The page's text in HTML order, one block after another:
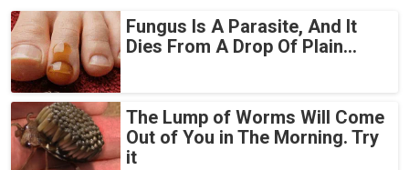
Fungus Is A Parasite, And It
Dies From A Drop Of Plain...
The Lump of Worms Will Come
Out of You in The Morning. Try
it